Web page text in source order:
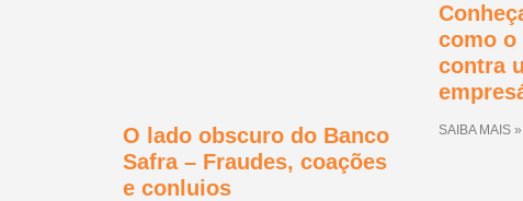
O lado obscuro do Banco
Safra – Fraudes, coações
e conluios
como o
contra
SAIBA MAIS »